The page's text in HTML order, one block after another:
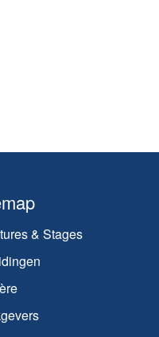
& Stages